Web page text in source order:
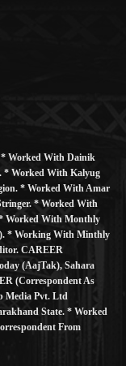
Worked With Dainik
* Worked With Kalyug
* Worked With Amar
* Worked With
Worked With Monthly
* Working With Minthly
CAREER
(AajTak), Sahara
(Correspondent As
Media Pvt. Ltd
State. * Worked
From